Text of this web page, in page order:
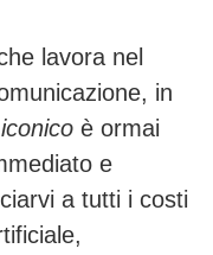
lavora nel
in
iconico è ormai
e
a tutti i costi